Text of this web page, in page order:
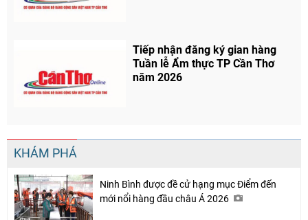
Tiếp nhận đăng ký gian hàng
Tuần lễ Ẩm thực TP Cần Thơ
năm 2026
KHÁM PHÁ
Ninh Bình được đề cử hạng mục Điểm đến
mới nổi hàng đầu châu Á 2026